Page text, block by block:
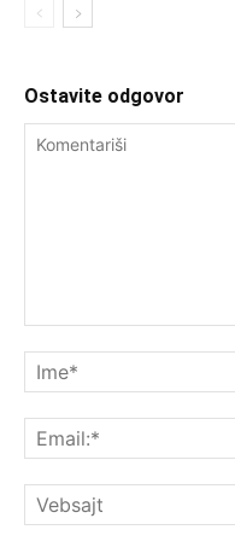
Ostavite odgovor